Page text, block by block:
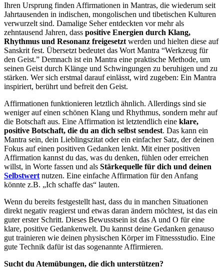
Ihren Ursprung finden Affirmationen in Mantras, die wiederum seit
Jahrtausenden in indischen, mongolischen und tibetischen Kulturen
verwurzelt sind. Damalige Seher entdeckten vor mehr als
zehntausend Jahren, dass positive Energien durch Klang,
Rhythmus und Resonanz freigesetzt werden und hielten diese auf
Sanskrit fest. Übersetzt bedeutet das Wort Mantra “Werkzeug für
den Geist.” Demnach ist ein Mantra eine praktische Methode, um
seinen Geist durch Klänge und Schwingungen zu beruhigen und zu
stärken. Wer sich erstmal darauf einlässt, wird zugeben: Ein Mantra
inspiriert, berührt und befreit den Geist.
Affirmationen funktionieren letztlich ähnlich. Allerdings sind sie
weniger auf einen schönen Klang und Rhythmus, sondern mehr auf
die Botschaft aus. Eine Affirmation ist letztendlich eine klare,
positive Botschaft, die du an dich selbst sendest. Das kann ein
Mantra sein, dein Lieblingszitat oder ein einfacher Satz, der deinen
Fokus auf einen positiven Gedanken lenkt. Mit einer positiven
Affirmation kannst du das, was du denken, fühlen oder erreichen
willst, in Worte fassen und als Stärkequelle für dich und deinen
Selbstwert nutzen. Eine einfache Affirmation für den Anfang
könnte z.B. „Ich schaffe das“ lauten.
Wenn du bereits festgestellt hast, dass du in manchen Situationen
direkt negativ reagierst und etwas daran ändern möchtest, ist das ein
guter erster Schritt. Dieses Bewusstsein ist das A und O für eine
klare, positive Gedankenwelt. Du kannst deine Gedanken genauso
gut trainieren wie deinen physischen Körper im Fitnessstudio. Eine
gute Technik dafür ist das sogenannte Affirmieren.
Sucht du Atemübungen, die dich unterstützen?